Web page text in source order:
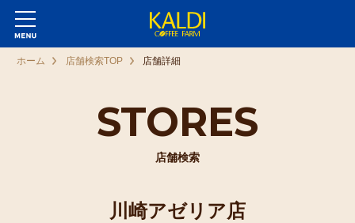
STORES
店舗検索
ホーム 店舗検索TOP 店舗詳細
川崎アゼリア店